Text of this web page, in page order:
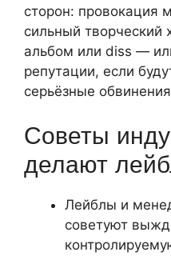
сторон: провокация
сильный
альбом или diss —
репутации, если
серьёзные
Советы
делают
Лейблы и
советуют